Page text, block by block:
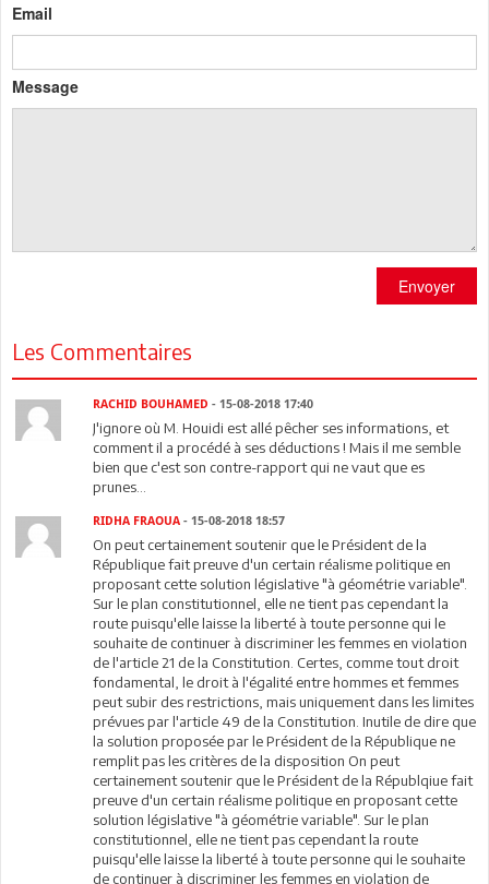
Email
Message
Envoyer
Les Commentaires
RACHID BOUHAMED - 15-08-2018 17:40
J'ignore où M. Houidi est allé pêcher ses informations, et
comment il a procédé à ses déductions ! Mais il me semble
bien que c'est son contre-rapport qui ne vaut que es
prunes...
RIDHA FRAOUA - 15-08-2018 18:57
On peut certainement soutenir que le Président de la
République fait preuve d'un certain réalisme politique en
proposant cette solution législative "à géométrie variable".
Sur le plan constitutionnel, elle ne tient pas cependant la
route puisqu'elle laisse la liberté à toute personne qui le
souhaite de continuer à discriminer les femmes en violation
de l'article 21 de la Constitution. Certes, comme tout droit
fondamental, le droit à l'égalité entre hommes et femmes
peut subir des restrictions, mais uniquement dans les limites
prévues par l'article 49 de la Constitution. Inutile de dire que
la solution proposée par le Président de la République ne
remplit pas les critères de la disposition On peut
certainement soutenir que le Président de la Républqiue fait
preuve d'un certain réalisme politique en proposant cette
solution législative "à géométrie variable". Sur le plan
constitutionnel, elle ne tient pas cependant la route
puisqu'elle laisse la liberté à toute personne qui le souhaite
de continuer à discriminer les femmes en violation de